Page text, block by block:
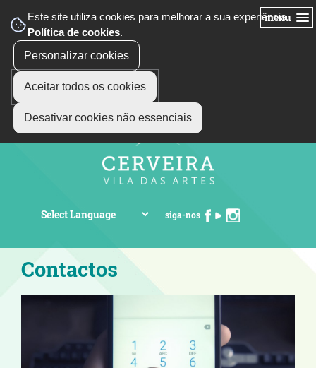
Este site utiliza cookies para melhorar a sua experiência.
Política de cookies.
Personalizar cookies
Aceitar todos os cookies
Desativar cookies não essenciais
menu
siga-nos
Contactos